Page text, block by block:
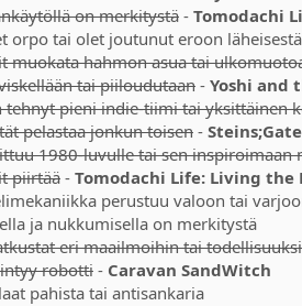
on merkitystä - Tomodachi
orpo tai olet joutunut eroon läheisestä
muokata hahmon asua tai
tai piiloudutaan - Yoshi and
tehnyt pieni indie-tiimi tai yksittäinen
pelastaa jonkun toisen -
1980-luvulle tai sen inspiroimaan
piirtää- Tomodachi Life: Living the
perustuu valoon tai
ja nukkumisella on merkitystä
eri maailmoihin tai
robotti - Caravan SandWitch
pahista tai antisankaria